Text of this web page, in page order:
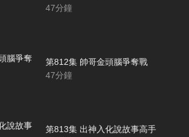
47分鐘
第812集 帥哥金頭腦爭奪戰
47分鐘
第813集 出神入化說故事高手